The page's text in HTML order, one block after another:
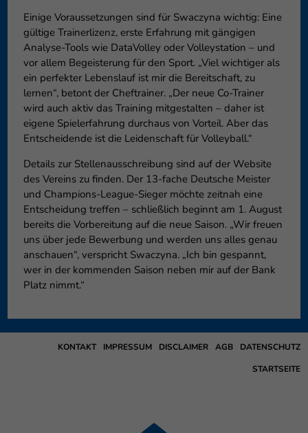
Einige Voraussetzungen sind für Swaczyna wichtig: Eine
gültige Trainerlizenz, erste Erfahrung mit gängigen
Analyse-Tools wie DataVolley oder Volleystation – und
vor allem Begeisterung für den Sport. „Viel wichtiger als
ein perfekter Lebenslauf ist mir die Bereitschaft, zu
lernen“, betont der Cheftrainer. „Der neue Co-Trainer
wird auch aktiv das Training mitgestalten – daher ist
eigene Spielerfahrung durchaus von Vorteil. Aber das
Entscheidende ist die Leidenschaft für Volleyball.“
Details zur Stellenausschreibung sind auf der Website
des Vereins zu finden. Der 13-fache Deutsche Meister
und Champions-League-Sieger möchte zeitnah eine
Entscheidung treffen – schließlich beginnt am 1. August
bereits die Vorbereitung auf die neue Saison. „Wir freuen
uns über jede Bewerbung und werden uns alles genau
anschauen“, verspricht Swaczyna. „Ich bin gespannt,
wer in der kommenden Saison neben mir auf der Bank
Platz nimmt.“
DATENSCHUTZ
AGB
DISCLAIMER
IMPRESSUM
KONTAKT
STARTSEITE